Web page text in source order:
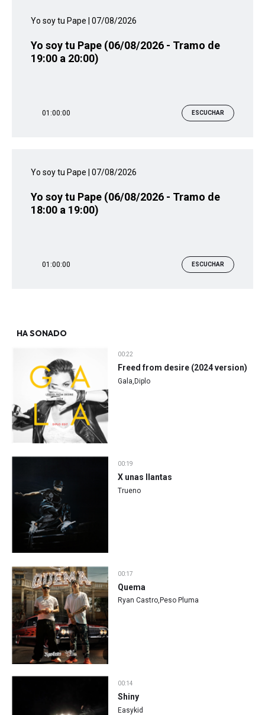
Yo soy tu Pape | 07/08/2026
Yo soy tu Pape (06/08/2026 - Tramo de
19:00 a 20:00)
01:00:00 ESCUCHAR
Yo soy tu Pape | 07/08/2026
Yo soy tu Pape (06/08/2026 - Tramo de
18:00 a 19:00)
01:00:00 ESCUCHAR
HA SONADO
00:22
Freed from desire (2024 version)
Gala,Diplo
00:19
X unas llantas
Trueno
00:17
Quema
Ryan Castro,Peso Pluma
00:14
Shiny
Easykid